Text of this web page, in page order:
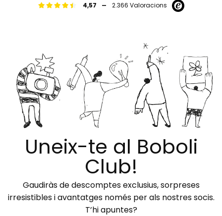
4,57 - 2.366 Valoracions
Uneix-te al Boboli
Club!
Gaudiràs de descomptes exclusius, sorpreses
irresistibles i avantatges només per als nostres socis.
T’hi apuntes?